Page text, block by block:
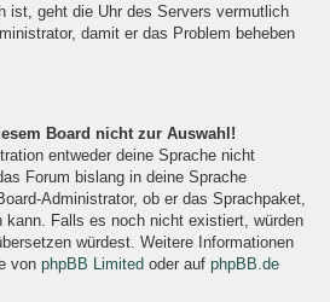
ist, geht die Uhr des Servers vermutlich
damit er das Problem beheben
Board nicht zur Auswahl!
entweder deine Sprache nicht
Forum bislang in deine Sprache
Administrator, ob er das Sprachpaket,
kann. Falls es noch nicht existiert, würden
würdest. Weitere Informationen
von phpBB Limited oder auf phpBB.de